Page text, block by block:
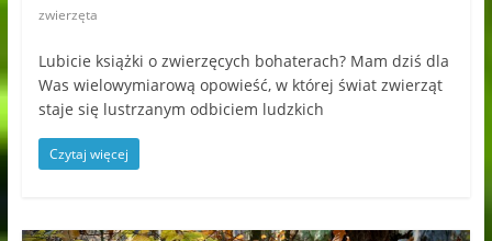
zwierzęta
Lubicie książki o zwierzęcych bohaterach? Mam dziś dla
Was wielowymiarową opowieść, w której świat zwierząt
staje się lustrzanym odbiciem ludzkich
Czytaj więcej